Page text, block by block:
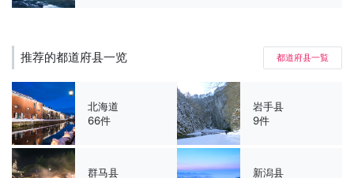
推荐的都道府县一览 都道府县一覧
北海道
66件
岩手县
9件
群马县
新潟县